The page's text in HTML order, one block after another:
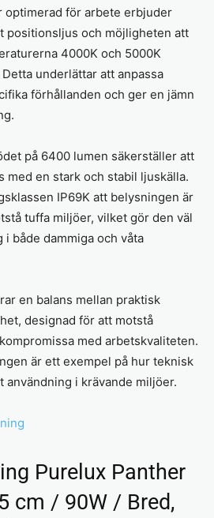
optimerad för arbete erbjuder
positionsljus och möjligheten att
4000K och 5000K
underlättar att anpassa
förhållanden och ger en jämn
på 6400 lumen säkerställer att
med en stark och stabil ljuskälla.
IP69K att belysningen är
tuffa miljöer, vilket gör den väl
i både dammiga och våta
en balans mellan praktisk
designad för att motstå
med arbetskvaliteten.
är ett exempel på hur teknisk
i krävande miljöer.
Purelux Panther
cm / 90W / Bred,